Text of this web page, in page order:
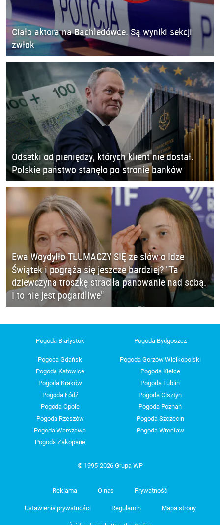
Ciało aktora na Bachledówce. Są wyniki sekcji
zwłok
Odsetki od pieniędzy, których klient nie dostał.
Polskie państwo stanęło po stronie banków
Ewa Woydyłło TŁUMACZY SIĘ ze słów o Idze
Świątek i pogrąża się jeszcze bardziej? "Ta
dziewczyna troszkę straciła panowanie nad sobą.
I to nie jest pogardliwe"
Pogoda Białystok Pogoda Bydgoszcz
Pogoda Gdańsk
Pogoda Gorzów Wielkopolski
Pogoda Katowice
Pogoda Kielce
Pogoda Kraków
Pogoda Lublin
Pogoda Łódź
Pogoda Olsztyn
Pogoda Opole
Pogoda Poznań
Pogoda Rzeszów
Pogoda Szczecin
Pogoda Warszawa
Pogoda Wrocław
Pogoda Zakopane
© 1995-2026 Grupa WP
Reklama O nas Prywatność
Ustawienia prywatności Regulamin Mapa strony